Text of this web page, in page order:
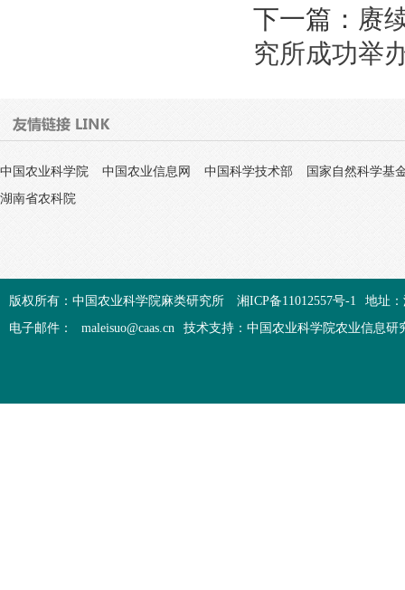
下一篇： 赓
究所成功举
中国农业科学院 中国农业信息网 中国科学技术部
国家自然科学基
湖南省农科院
版权所有：中国农业科学院麻类研究所 湘ICP备11012557号-1
地址
电子邮件：
maleisuo@caas.cn 技术支持：中国农业科学院农业信息研